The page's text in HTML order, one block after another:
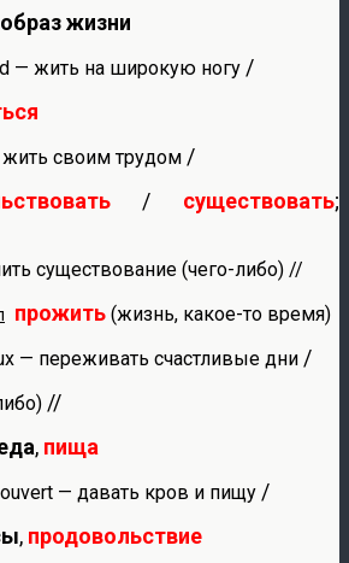
образ жизни
— жить на широкую ногу /
своим трудом /
/ существовать;
существование (чего-либо) //
прожить (жизнь, какое-то время)
— переживать счастливые дни /
//
, пища
— давать кров и пищу /
, продовольствие